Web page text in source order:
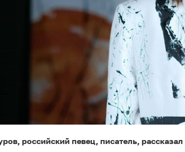
российский певец, писатель,